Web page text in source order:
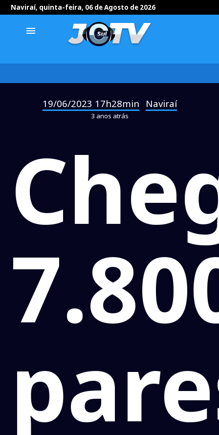
Naviraí, quinta-feira, 06 de Agosto de 2026
menu
19/06/2023 17h28min Naviraí
3 anos atrás